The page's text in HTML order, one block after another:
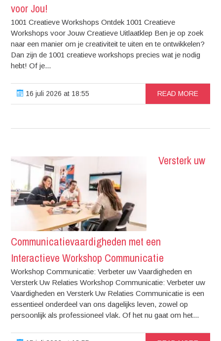
voor Jou!
1001 Creatieve Workshops Ontdek 1001 Creatieve
Workshops voor Jouw Creatieve Uitlaatklep Ben je op zoek
naar een manier om je creativiteit te uiten en te ontwikkelen?
Dan zijn de 1001 creatieve workshops precies wat je nodig
hebt! Of je...
16 juli 2026 at 18:55 READ MORE
Versterk uw
Communicatievaardigheden met een
Interactieve Workshop Communicatie
Workshop Communicatie: Verbeter uw Vaardigheden en
Versterk Uw Relaties Workshop Communicatie: Verbeter uw
Vaardigheden en Versterk Uw Relaties Communicatie is een
essentieel onderdeel van ons dagelijks leven, zowel op
persoonlijk als professioneel vlak. Of het nu gaat om het...